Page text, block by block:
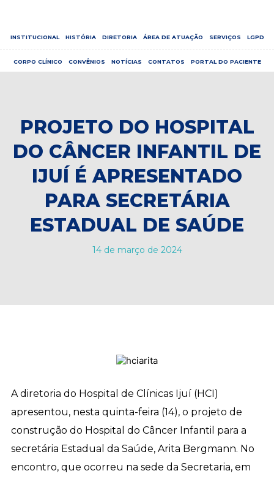
INSTITUCIONAL HISTÓRIA DIRETORIA ÁREA DE ATUAÇÃO SERVIÇOS LGPD
CORPO CLÍNICO CONVÊNIOS NOTÍCIAS CONTATOS PORTAL DO PACIENTE
PROJETO DO HOSPITAL
DO CÂNCER INFANTIL DE
IJUÍ É APRESENTADO
PARA SECRETÁRIA
ESTADUAL DE SAÚDE
14 de março de 2024
A diretoria do Hospital de Clínicas Ijuí (HCI)
apresentou, nesta quinta-feira (14), o projeto de
construção do Hospital do Câncer Infantil para a
secretária Estadual da Saúde, Arita Bergmann. No
encontro, que ocorreu na sede da Secretaria, em